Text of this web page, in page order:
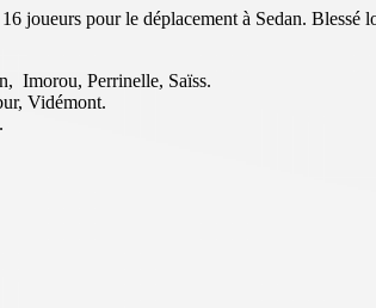
joueurs pour le déplacement à Sedan. Blessé
Imorou, Perrinelle, Saïss.
Vidémont.